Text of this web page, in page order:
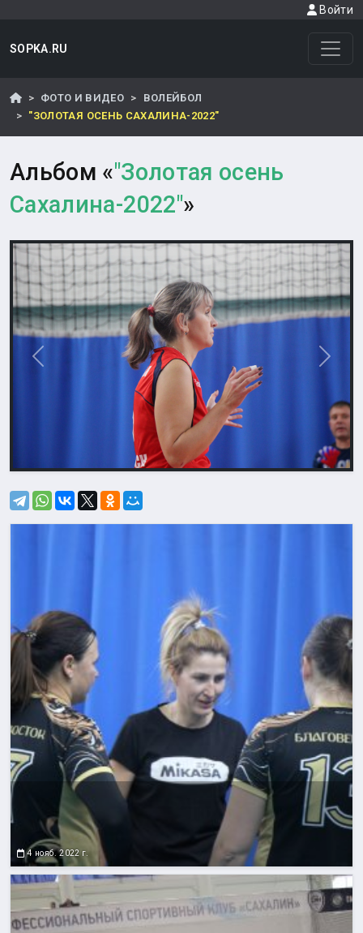
Войти
SOPKA.RU
ФОТО И ВИДЕО
ВОЛЕЙБОЛ
"ЗОЛОТАЯ ОСЕНЬ САХАЛИНА-2022"
Альбом «"Золотая осень
Сахалина-2022"»
Назад
4 нояб. 2022 г.